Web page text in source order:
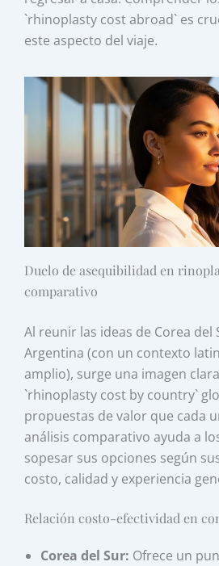
`rhinoplasty cost abroad` es
este aspecto del viaje.
Duelo de asequibilidad en
comparativo
Al reunir las ideas de Corea del
Argentina (con un contexto
amplio), surge una imagen
`rhinoplasty cost by country`
propuestas de valor que cada
análisis comparativo ayuda a
sopesar sus opciones según
costo, calidad y experiencia
Relación costo-efectividad en
Corea del Sur: Ofrece un